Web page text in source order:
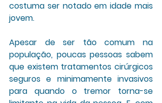
costuma ser notado em idade mais
jovem.
Apesar de ser tão comum na
população, poucas pessoas sabem
que existem tratamentos cirúrgicos
seguros e minimamente invasivos
para quando o tremor torna-se